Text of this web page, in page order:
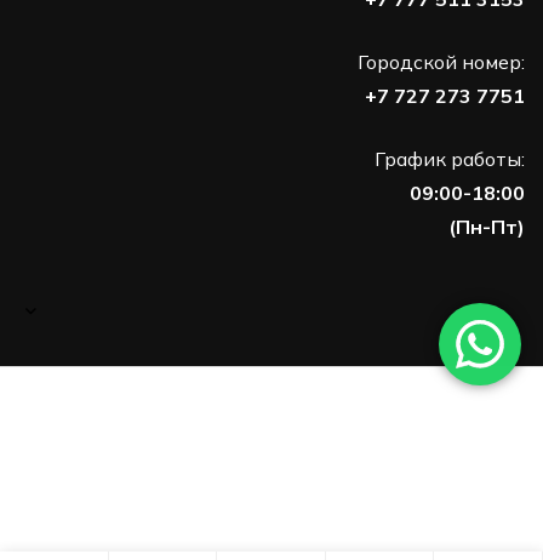
Городской номер:
+7 727 273 7751
График работы:
09:00-18:00
(Пн-Пт)